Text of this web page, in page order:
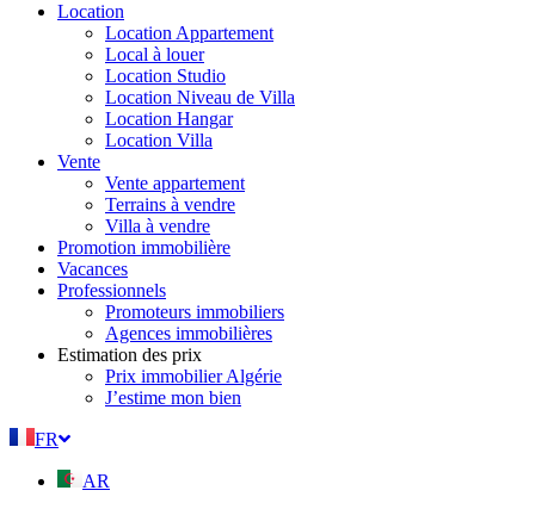
Location
Location Appartement
Local à louer
Location Studio
Location Niveau de Villa
Location Hangar
Location Villa
Vente
Vente appartement
Terrains à vendre
Villa à vendre
Promotion immobilière
Vacances
Professionnels
Promoteurs immobiliers
Agences immobilières
Estimation des prix
Prix immobilier Algérie
J’estime mon bien
FR
AR